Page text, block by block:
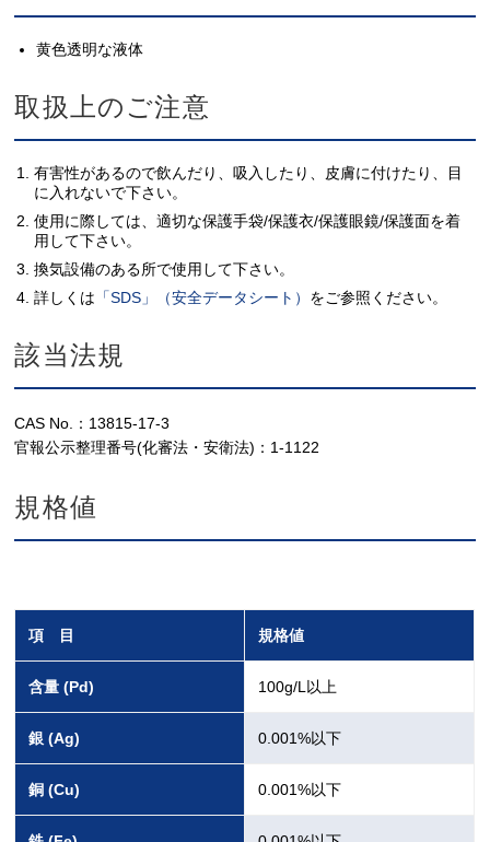
黄色透明な液体
取扱上のご注意
有害性があるので飲んだり、吸入したり、皮膚に付けたり、目
に入れないで下さい。
使用に際しては、適切な保護手袋/保護衣/保護眼鏡/保護面を着
用して下さい。
換気設備のある所で使用して下さい。
詳しくは 「SDS」（安全データシート） をご参照ください。
該当法規
CAS No.：13815-17-3
官報公示整理番号(化審法・安衛法)：1-1122
規格値
項 目 規格値
含量 (Pd) 100g/L以上
銀 (Ag) 0.001%以下
銅 (Cu) 0.001%以下